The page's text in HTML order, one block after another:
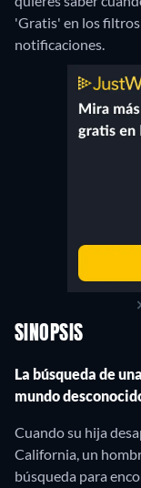
'Gratis' en los
notificaciones.
SINOPSIS
La búsqueda de
mundo
Cuando su hija
California, un
búsqueda para